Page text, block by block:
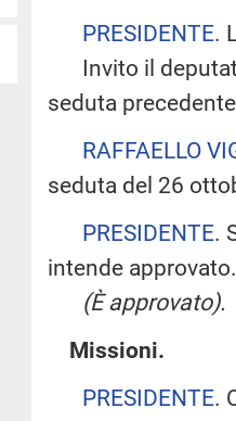
PRESIDENTE.
Invito il
seduta
RAFFAELLO
seduta del 26
PRESIDENTE.
intende approvato.
(È approvato).
Missioni.
PRESIDENTE.